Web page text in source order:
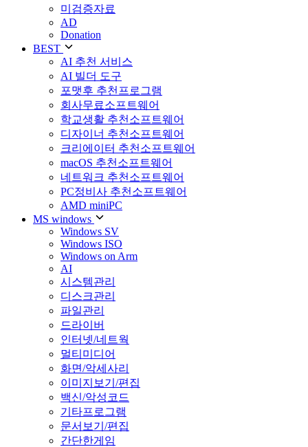
미검증자료
AD
Donation
BEST
AI 추천 서비스
AI 빌더 도구
포맷후 추천프로그램
회사무료소프트웨어
학교생활 추천소프트웨어
디자이너 추천소프트웨어
크리에이터 추천소프트웨어
macOS 추천소프트웨어
네트워크 추천소프트웨어
PC정비사 추천소프트웨어
AMD miniPC
MS windows
Windows SV
Windows ISO
Windows on Arm
AI
시스템관리
디스크관리
파일관리
드라이버
인터넷/네트웍
멀티미디어
화면/악세사리
이미지보기/편집
백신/악성코드
기타프로그램
문서보기/편집
간단한게임